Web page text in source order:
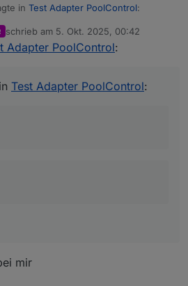
in Test Adapter PoolControl:
inTest Adapter PoolControl
trotzem raus?
schrieb am 5. Okt. 2025, 00:42
zuletzt editiert von
Adapter PoolControl:
Test Adapter PoolControl:
mir